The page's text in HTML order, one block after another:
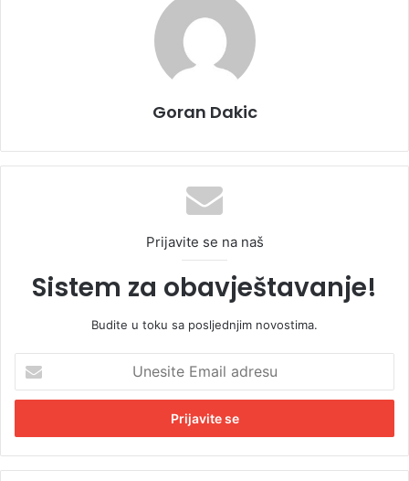
Goran Dakic
Prijavite se na naš
Sistem za obavještavanje!
Budite u toku sa posljednjim novostima.
e
i
t